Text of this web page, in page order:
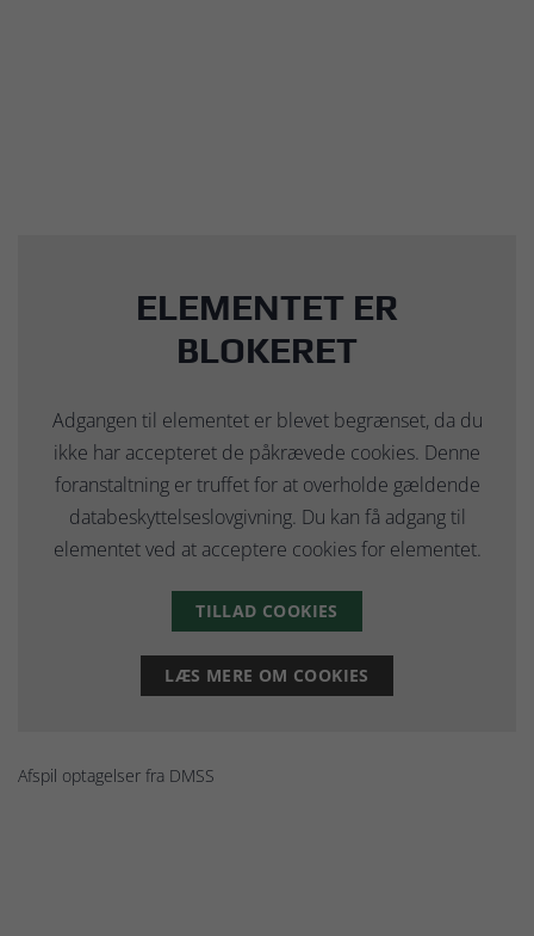
ELEMENTET ER
BLOKERET
Adgangen til elementet er blevet begrænset, da du
ikke har accepteret de påkrævede cookies. Denne
foranstaltning er truffet for at overholde gældende
databeskyttelseslovgivning. Du kan få adgang til
elementet ved at acceptere cookies for elementet.
TILLAD COOKIES
LÆS MERE OM COOKIES
Afspil optagelser fra DMSS